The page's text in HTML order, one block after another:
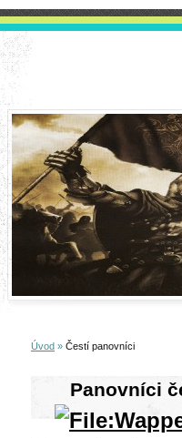
Úvod » Čestí panovníci
Panovníci